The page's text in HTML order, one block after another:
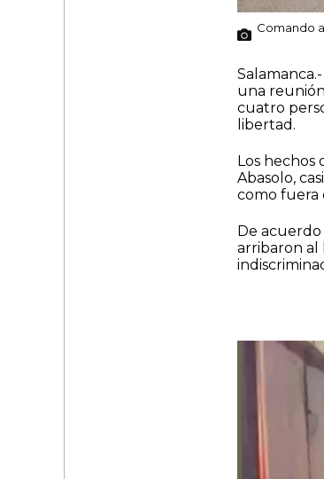
Comando
una
cuatro
libertad.
Los hechos
Abasolo,
como fuera
De acuerdo
arribaron al